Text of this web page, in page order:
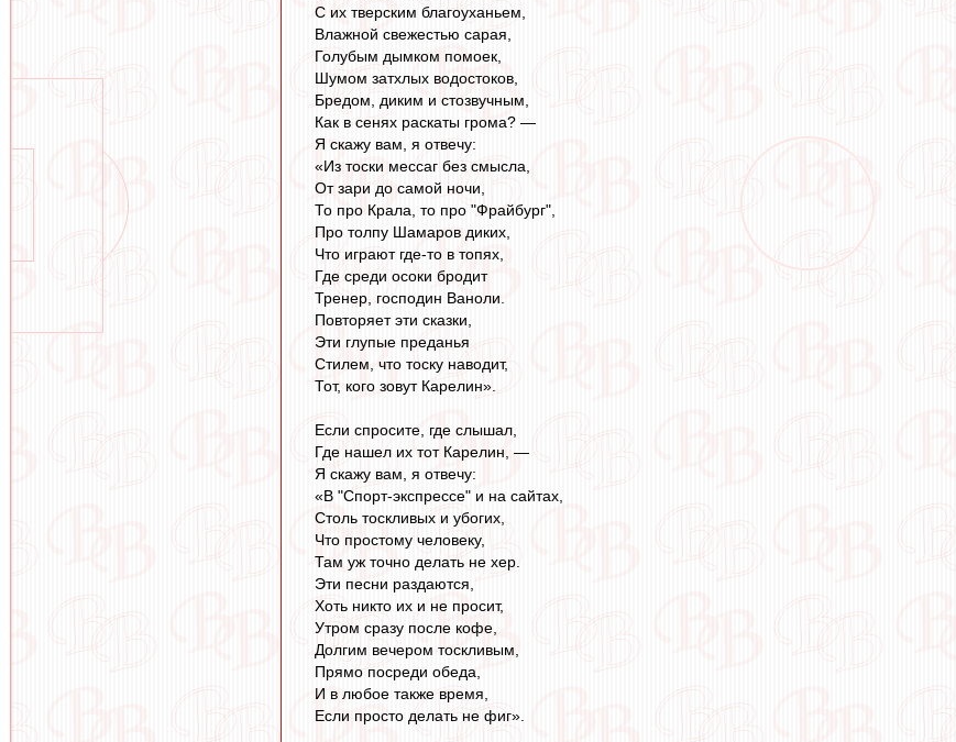
С их тверским благоуханьем,
Влажной свежестью сарая,
Голубым дымком помоек,
Шумом затхлых водостоков,
Бредом, диким и стозвучным,
Как в сенях раскаты грома? —
Я скажу вам, я отвечу:
«Из тоски мессаг без смысла,
От зари до самой ночи,
То про Крала, то про "Фрайбург",
Про толпу Шамаров диких,
Что играют где-то в топях,
Где среди осоки бродит
Тренер, господин Ваноли.
Повторяет эти сказки,
Эти глупые преданья
Стилем, что тоску наводит,
Тот, кого зовут Карелин».
Если спросите, где слышал,
Где нашел их тот Карелин, —
Я скажу вам, я отвечу:
«В "Спорт-экспрессе" и на сайтах,
Столь тоскливых и убогих,
Что простому человеку,
Там уж точно делать не хер.
Эти песни раздаются,
Хоть никто их и не просит,
Утром сразу после кофе,
Долгим вечером тоскливым,
Прямо посреди обеда,
И в любое также время,
Если просто делать не фиг».